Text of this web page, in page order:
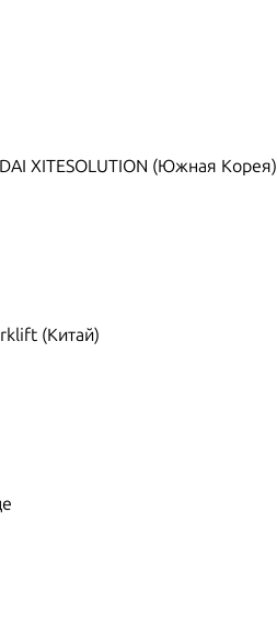
XITESOLUTION (Южная Корея)
(Китай)